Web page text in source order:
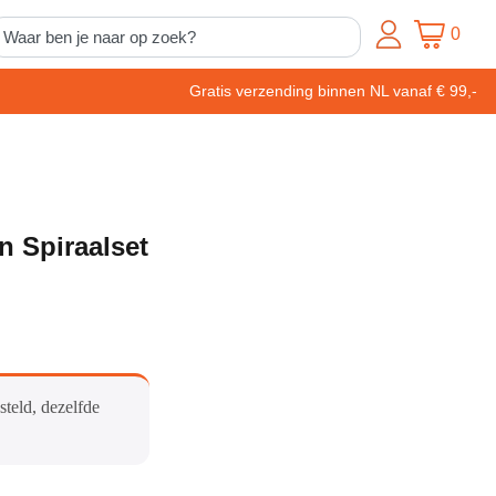
0
Gratis verzending binnen NL vanaf € 99,-
Spiraalset
dezelfde